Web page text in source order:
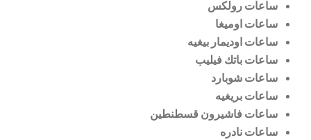
ساعات رولكس
ساعات اوميغا
ساعات اوديمار بيغيه
ساعات باتك فيليب
ساعات شوبارد
ساعات بريغيه
ساعات فاشيرون قسطنطين
ساعات نادره